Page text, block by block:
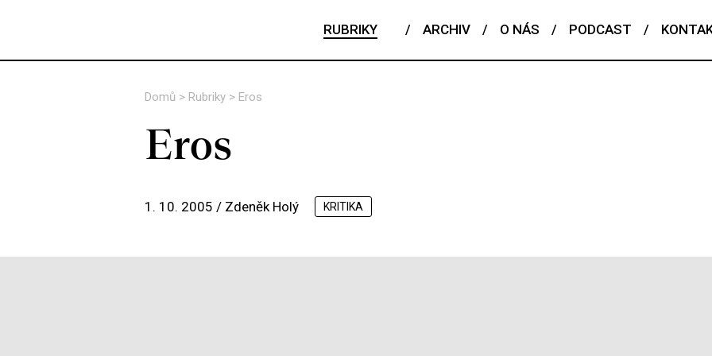
RUBRIKY / ARCHIV / O NÁS / PODCAST /
Domů > Rubriky > Eros
Eros
1. 10. 2005 / Zdeněk Holý KRITIKA